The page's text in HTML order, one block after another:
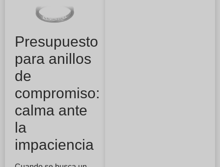
Presupuesto
para anillos
de
compromiso:
calma ante
la
impaciencia